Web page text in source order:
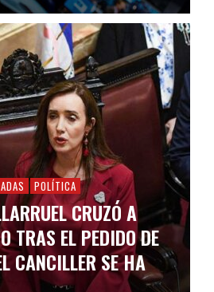
POLÍTICA
CRUZÓ A
TRAS EL PEDIDO DE
CANCILLER SE HA